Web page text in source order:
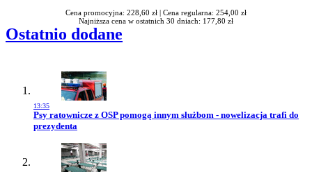
Cena promocyjna: 228,60 zł | Cena regularna: 254,00 zł
Najniższa cena w ostatnich 30 dniach: 177,80 zł
Ostatnio dodane
13:35
Przejdź do artykułu:
Psy ratownicze z OSP pomogą innym służbom - nowelizacja trafi do
prezydenta